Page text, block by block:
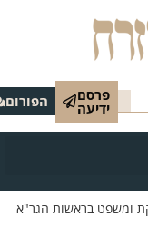
פרסם
ידיעה הפורום
בראשות הגר"א